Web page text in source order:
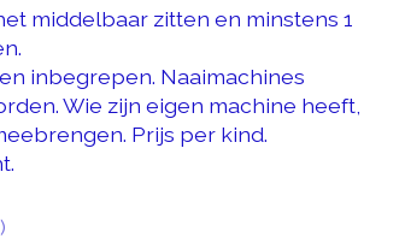
middelbaar zitten en minstens 1
inbegrepen. Naaimachines
Wie zijn eigen machine heeft,
Prijs per kind.